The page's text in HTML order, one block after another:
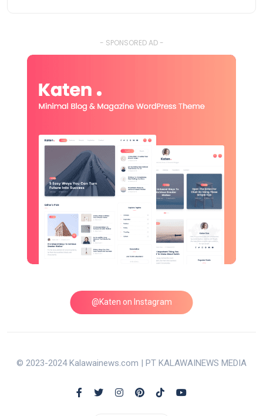
- SPONSORED AD -
@Katen on Instagram
© 2023-2024 Kalawainews.com | PT KALAWAINEWS MEDIA